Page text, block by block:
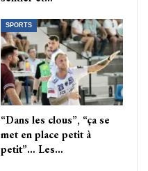
SPORTS
“Dans les clous”, “ça se
met en place petit à
petit”… Les…